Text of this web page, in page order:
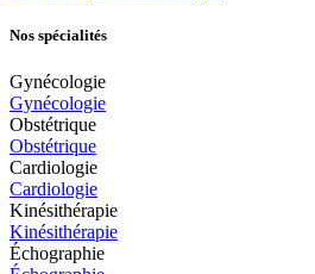
Nos spécialités
Gynécologie
Gynécologie
Obstétrique
Obstétrique
Cardiologie
Cardiologie
Kinésithérapie
Kinésithérapie
Échographie